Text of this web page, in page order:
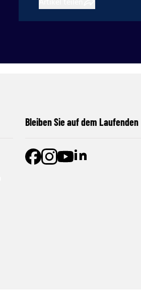
Bleiben Sie auf dem Laufenden